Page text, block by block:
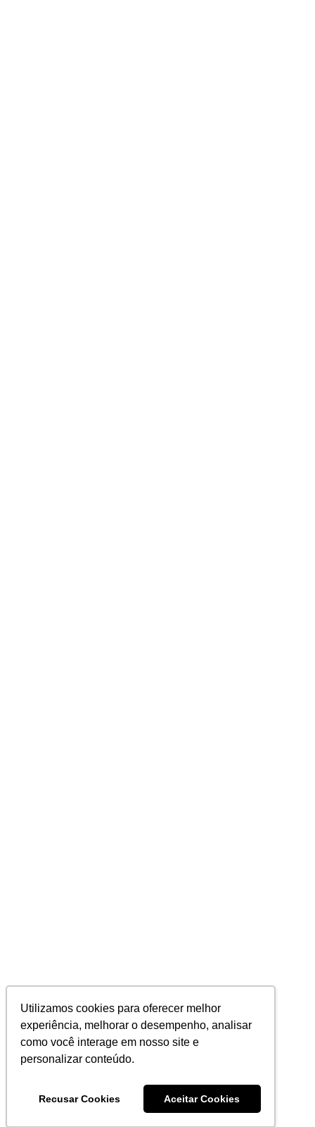
Utilizamos cookies para oferecer melhor
experiência, melhorar o desempenho, analisar
como você interage em nosso site e
personalizar conteúdo.
Recusar Cookies Aceitar Cookies